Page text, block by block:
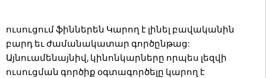
ուսուցում ֆիններեն Կարող է լինել բավականին
բարդ եւ ժամանակատար գործընթաց:
Այնուամենայնիվ, կինոնկարները որպես լեզվի
ուսուցման գործիք օգտագործելը կարող է